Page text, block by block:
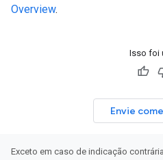
Overview.
Isso foi
Envie
Exceto em caso de indicação